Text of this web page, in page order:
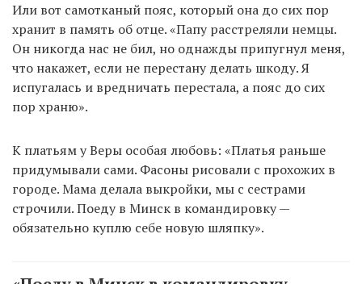
Или вот самотканый пояс, который она до сих пор
хранит в память об отце. «Папу расстреляли немцы.
Он никогда нас не бил, но однажды припугнул меня,
что накажет, если не перестану делать шкоду. Я
испугалась и вредничать перестала, а пояс до сих
пор храню».
К платьям у Веры особая любовь: «Платья раньше
придумывали сами. Фасоны рисовали с прохожих в
городе. Мама делала выкройки, мы с сестрами
строчили. Поеду в Минск в командировку —
обязательно куплю себе новую шляпку».